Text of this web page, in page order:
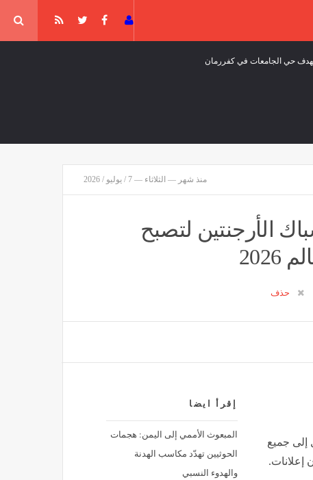
"لبنان 24": قصف مدفعي إسرائيلي استهدف علي الطاهر
منذ ساعتين
ضد العناصر الحوثية الإرهابية وعتادها
منذ شهر — الثلاثاء — 7 / يوليو / 2026
الأرجنتين لتصبح
حذف
إقرأ ايضا
المبعوث الأممي إلى اليمن: هجمات
الحوثيين تهدّد مكاسب الهدنة
والهدوء النسبي
إلى جميع
إعلانات.